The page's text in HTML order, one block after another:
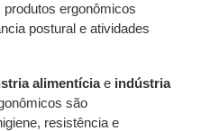
produtos ergonômicos
postural e atividades
alimentíciae indústria
são
resistência e